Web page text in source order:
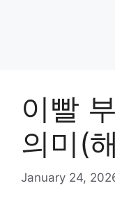
이빨
의미(
January 24,